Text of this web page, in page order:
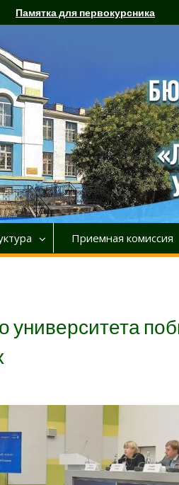
Памятка для первокурсника
Приемная комиссия